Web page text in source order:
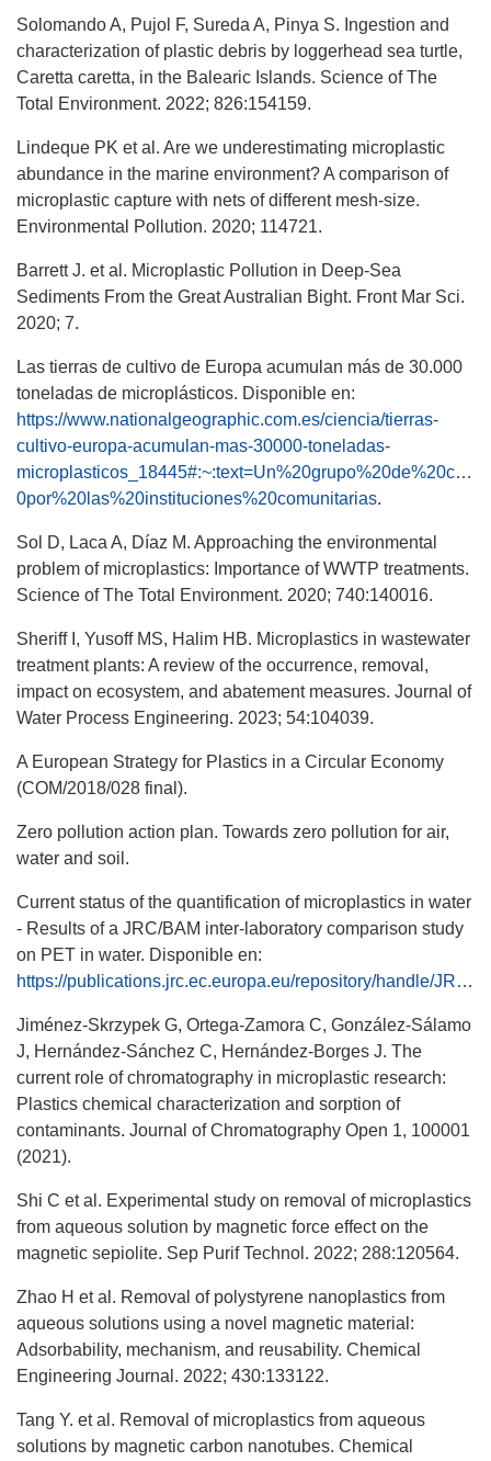
Solomando A, Pujol F, Sureda A, Pinya S. Ingestion and
characterization of plastic debris by loggerhead sea turtle,
Caretta caretta, in the Balearic Islands. Science of The
Total Environment. 2022; 826:154159.
Lindeque PK et al. Are we underestimating microplastic
abundance in the marine environment? A comparison of
microplastic capture with nets of different mesh-size.
Environmental Pollution. 2020; 114721.
Barrett J. et al. Microplastic Pollution in Deep-Sea
Sediments From the Great Australian Bight. Front Mar Sci.
2020; 7.
Las tierras de cultivo de Europa acumulan más de 30.000
toneladas de microplásticos. Disponible en:
https://www.nationalgeographic.com.es/ciencia/tierras-
cultivo-europa-acumulan-mas-30000-toneladas-
0por%20las%20instituciones%20comunitarias.
Sol D, Laca A, Díaz M. Approaching the environmental
problem of microplastics: Importance of WWTP treatments.
Science of The Total Environment. 2020; 740:140016.
Sheriff I, Yusoff MS, Halim HB. Microplastics in wastewater
treatment plants: A review of the occurrence, removal,
impact on ecosystem, and abatement measures. Journal of
Water Process Engineering. 2023; 54:104039.
A European Strategy for Plastics in a Circular Economy
(COM/2018/028 final).
Zero pollution action plan. Towards zero pollution for air,
water and soil.
Current status of the quantification of microplastics in water
- Results of a JRC/BAM inter-laboratory comparison study
on PET in water. Disponible en:
https://publications.jrc.ec.europa.eu/repository/handle/JRC125383
Jiménez-Skrzypek G, Ortega-Zamora C, González-Sálamo
J, Hernández-Sánchez C, Hernández-Borges J. The
current role of chromatography in microplastic research:
Plastics chemical characterization and sorption of
contaminants. Journal of Chromatography Open 1, 100001
(2021).
Shi C et al. Experimental study on removal of microplastics
from aqueous solution by magnetic force effect on the
magnetic sepiolite. Sep Purif Technol. 2022; 288:120564.
Zhao H et al. Removal of polystyrene nanoplastics from
aqueous solutions using a novel magnetic material:
Adsorbability, mechanism, and reusability. Chemical
Engineering Journal. 2022; 430:133122.
Tang Y. et al. Removal of microplastics from aqueous
solutions by magnetic carbon nanotubes. Chemical